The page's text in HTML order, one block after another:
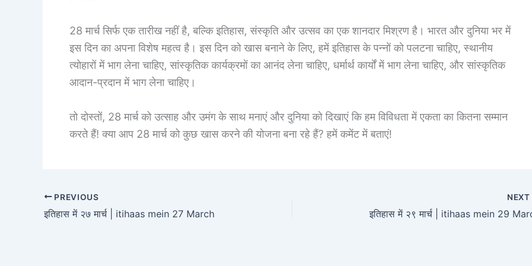
28 मार्च सिर्फ एक तारीख नहीं है, बल्कि इतिहास, संस्कृति और उत्सव का एक शानदार मिश्रण है। भारत और दुनिया भर में
इस दिन का अपना विशेष महत्व है। इस दिन को खास बनाने के लिए, हमें इतिहास के पन्नों को पलटना चाहिए, स्थानीय
त्योहारों में भाग लेना चाहिए, सांस्कृतिक कार्यक्रमों का आनंद लेना चाहिए, धर्मार्थ कार्यों में भाग लेना चाहिए, और सांस्कृतिक
आदान-प्रदान में भाग लेना चाहिए।
तो दोस्तों, 28 मार्च को उत्साह और उमंग के साथ मनाएं और दुनिया को दिखाएं कि हम विविधता में एकता का कितना सम्मान
करते हैं! क्या आप 28 मार्च को कुछ खास करने की योजना बना रहे हैं? हमें कमेंट में बताएं!
PREVIOUS
इतिहास में २७ मार्च | itihaas mein 27 March
NEXT
इतिहास में २९ मार्च | itihaas mein 29